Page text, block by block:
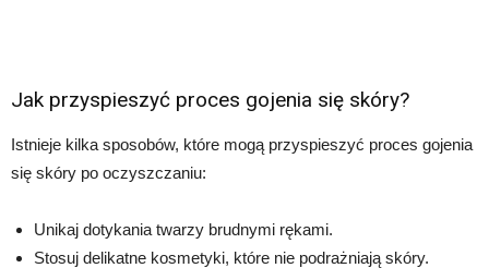
Jak przyspieszyć proces gojenia się skóry?
Istnieje kilka sposobów, które mogą przyspieszyć proces gojenia
się skóry po oczyszczaniu:
Unikaj dotykania twarzy brudnymi rękami.
Stosuj delikatne kosmetyki, które nie podrażniają skóry.